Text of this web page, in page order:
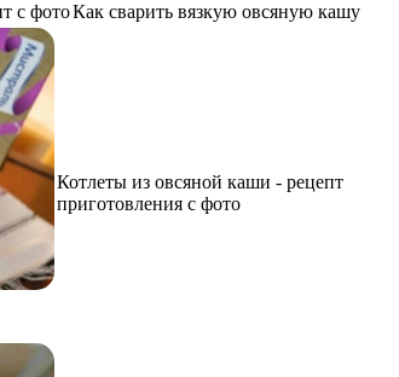
с фотоКак сварить вязкую овсяную кашу
Котлеты из овсяной каши - рецепт
приготовления с фото